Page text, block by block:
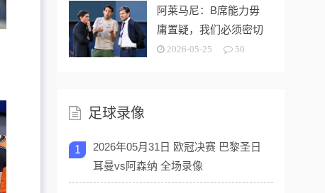
阿莱马尼：B席能力毋
庸置疑，我们必须密切
关注今夏市场动向
2026-05-25 50
足球录像
1
2026年05月31日 欧冠决赛 巴黎圣日
耳曼vs阿森纳 全场录像